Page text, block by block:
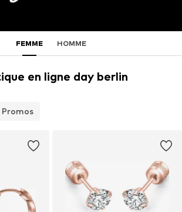
FEMME HOMME
en ligne day berlin
Promos